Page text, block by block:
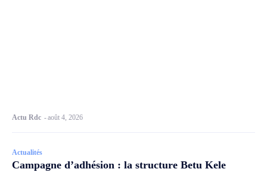
Actu Rdc -août 4, 2026
Actualités
Campagne d’adhésion : la structure Betu Kele